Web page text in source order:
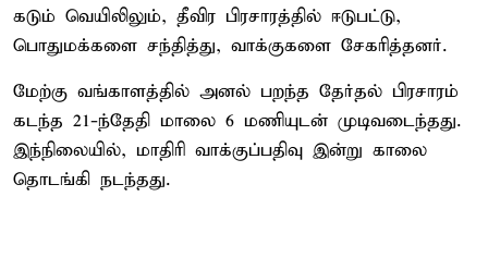
கடும் வெயிலிலும், தீவிர பிரசாரத்தில் ஈடுபட்டு,
பொதுமக்களை சந்தித்து, வாக்குகளை சேகரித்தனர்.
மேற்கு வங்காளத்தில் அனல் பறந்த தேர்தல் பிரசாரம்
கடந்த 21-ந்தேதி மாலை 6 மணியுடன் முடிவடைந்தது.
இந்நிலையில், மாதிரி வாக்குப்பதிவு இன்று காலை
தொடங்கி நடந்தது.